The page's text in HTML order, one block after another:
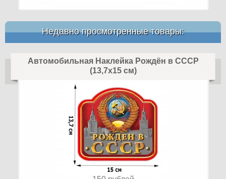
Недавно просмотренные товары:
Автомобильная Наклейка Рождён в СССР
(13,7x15 см)